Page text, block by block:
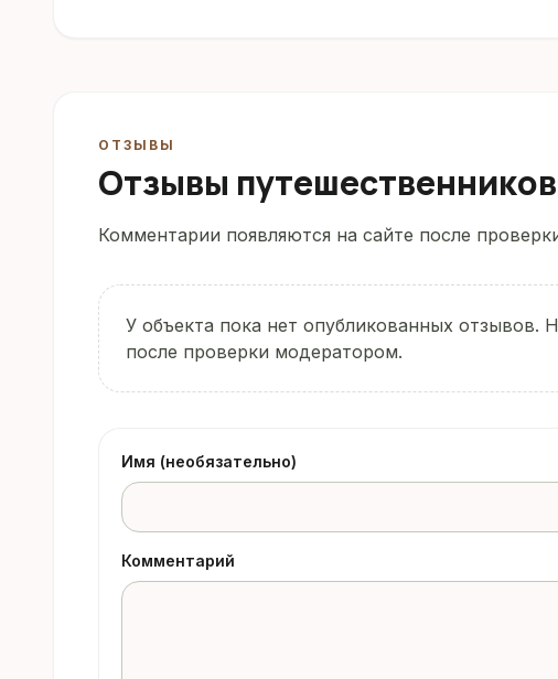
ОТЗЫВЫ
Отзывы путешественников
Комментарии появляются на сайте после
У объекта пока нет опубликованных отзывов.
после проверки модератором.
Имя (необязательно)
Комментарий